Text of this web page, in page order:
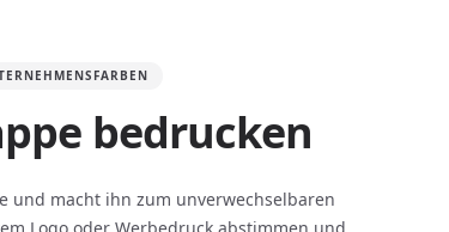
bedrucken
und macht ihn zum unverwechselbaren